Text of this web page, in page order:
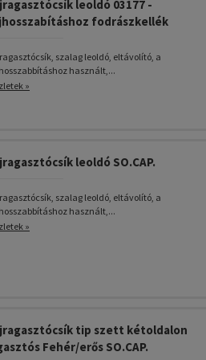
leoldó 03177 -
fodrászkellék
szalag leoldó, eltávolító, a
használt,...
»
leoldó SO.CAP.
szalag leoldó, eltávolító, a
használt,...
»
tip szett kétoldalon
Fehér/erős SO.CAP.